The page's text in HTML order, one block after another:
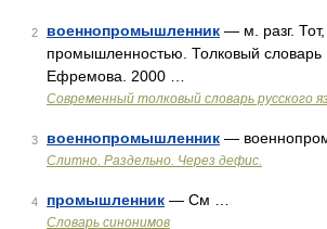
2 военнопромышленник — м. разг.
промышленностью. Толковый
Ефремова. 2000 …
Современный толковый словарь русского
3 военнопромышленник —
Слитно. Раздельно. Через дефис.
4 промышленник — См …
Словарь синонимов